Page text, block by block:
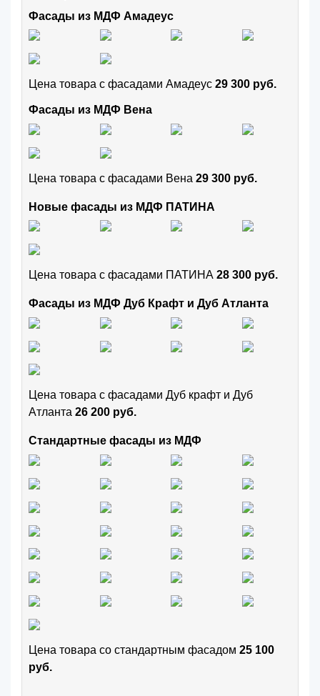
Фасады из МДФ Амадеус
Цена товара с фасадами Амадеус 29 300 руб.
Фасады из МДФ Вена
Цена товара с фасадами Вена 29 300 руб.
Новые фасады из МДФ ПАТИНА
Цена товара с фасадами ПАТИНА 28 300 руб.
Фасады из МДФ Дуб Крафт и Дуб Атланта
Цена товара с фасадами Дуб крафт и Дуб
Атланта 26 200 руб.
Стандартные фасады из МДФ
Цена товара cо стандартным фасадом 25 100
руб.